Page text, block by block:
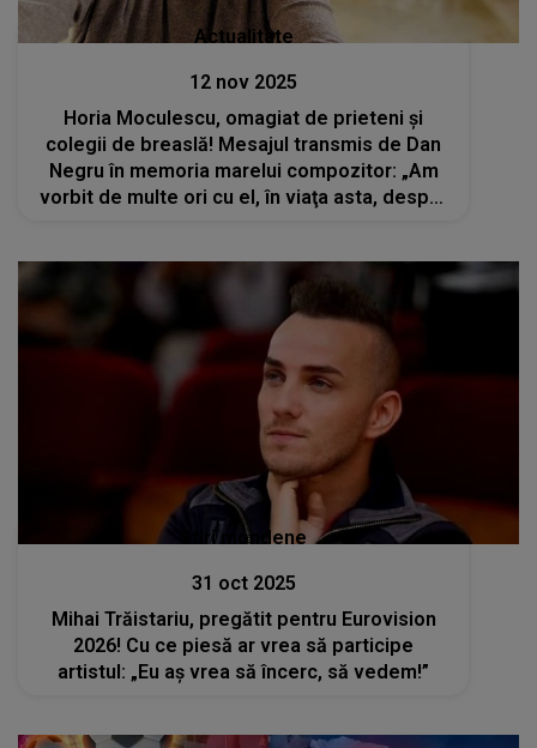
Actualitate
12 nov 2025
Horia Moculescu, omagiat de prieteni și
colegii de breaslă! Mesajul transmis de Dan
Negru în memoria marelui compozitor: „Am
vorbit de multe ori cu el, în viaţa asta, despre
Stiri mondene
31 oct 2025
Mihai Trăistariu, pregătit pentru Eurovision
2026! Cu ce piesă ar vrea să participe
artistul: „Eu aș vrea să încerc, să vedem!”